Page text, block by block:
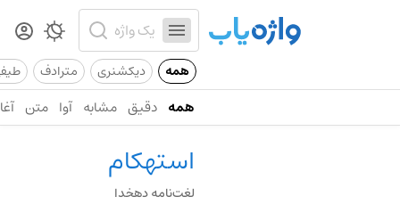
همه دیکشنری مترادف
همه دقیق مشابه آوا متن
استهکام
لغت‌نامه دهخدا